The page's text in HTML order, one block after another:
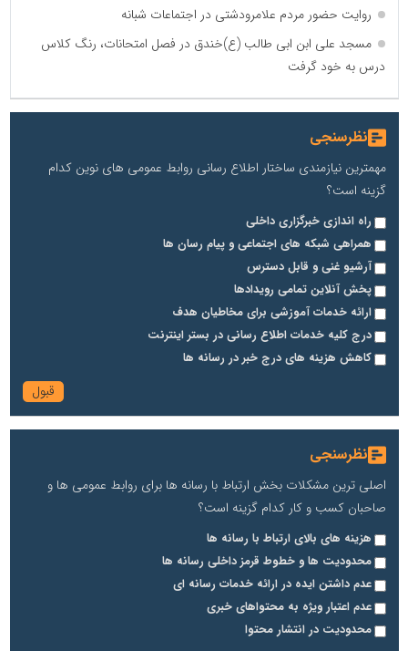
روایت حضور مردم علامرودشتی در اجتماعات شبانه
مسجد علی ابن ابی طالب (ع)خندق در فصل امتحانات، رنگ کلاس
درس به خود گرفت
نظرسنجی
مهمترین نیازمندی ساختار اطلاع رسانی روابط عمومی های نوین کدام
گزینه است؟
راه اندازی خبرگزاری داخلی
همراهی شبکه های اجتماعی و پیام رسان ها
آرشیو غنی و قابل دسترس
پخش آنلاین تمامی رویدادها
ارائه خدمات آموزشی برای مخاطیان هدف
درج کلیه خدمات اطلاع رسانی در بستر اینترنت
کاهش هزینه های درج خبر در رسانه ها
نظرسنجی
اصلی ترین مشکلات بخش ارتباط با رسانه ها برای روابط عمومی ها و
صاحبان کسب و کار کدام گزینه است؟
هزینه های بالای ارتباط با رسانه ها
محدودیت ها و خطوط قرمز داخلی رسانه ها
عدم داشتن ایده در ارائه خدمات رسانه ای
عدم اعتبار ویژه به محتواهای خبری
محدودیت در انتشار محتوا